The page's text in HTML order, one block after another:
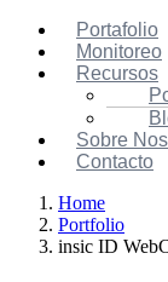
Portafolio
Monitoreo
Recursos
Sobre
Contacto
Home
Portfolio
insic ID